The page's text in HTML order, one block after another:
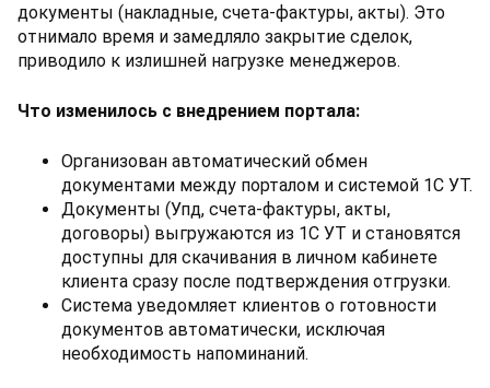
документы (накладные, счета-фактуры, акты). Это
отнимало время и замедляло закрытие сделок,
приводило к излишней нагрузке менеджеров.
Что изменилось с внедрением портала:
Организован автоматический обмен
документами между порталом и системой 1С УТ.
Документы (Упд, счета-фактуры, акты,
договоры) выгружаются из 1С УТ и становятся
доступны для скачивания в личном кабинете
клиента сразу после подтверждения отгрузки.
Система уведомляет клиентов о готовности
документов автоматически, исключая
необходимость напоминаний.